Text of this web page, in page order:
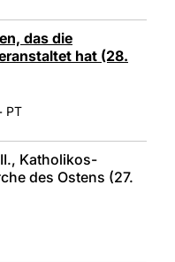
das die
hat (28.
PT
Katholikos-
des Ostens (27.